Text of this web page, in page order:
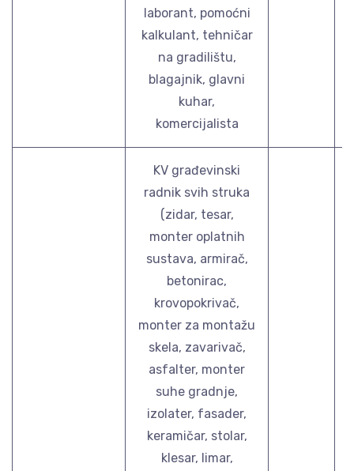
laborant, pomoćni
kalkulant, tehničar
na gradilištu,
blagajnik, glavni
kuhar,
komercijalista
KV građevinski
radnik svih struka
(zidar, tesar,
monter oplatnih
sustava, armirač,
betonirac,
krovopokrivač,
monter za montažu
skela, zavarivač,
asfalter, monter
suhe gradnje,
izolater, fasader,
keramičar, stolar,
klesar, limar,